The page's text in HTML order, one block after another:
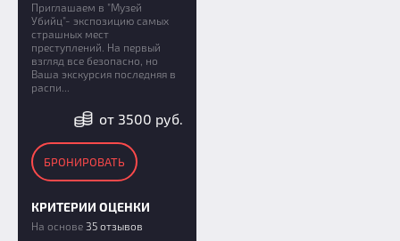
Приглашаем в "Музей
Убийц"- экспозицию самых
страшных мест
преступлений. На первый
взгляд все безопасно, но
Ваша экскурсия последняя в
распи...
от 3500 руб.
БРОНИРОВАТЬ
КРИТЕРИИ ОЦЕНКИ
На основе 35 отзывов